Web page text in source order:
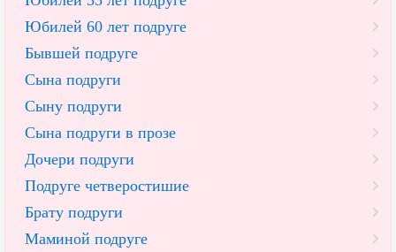
Юбилей 60 лет подруге
Бывшей подруге
Сына подруги
Сыну подруги
Сына подруги в прозе
Дочери подруги
Подруге четверостишие
Брату подруги
Маминой подруге